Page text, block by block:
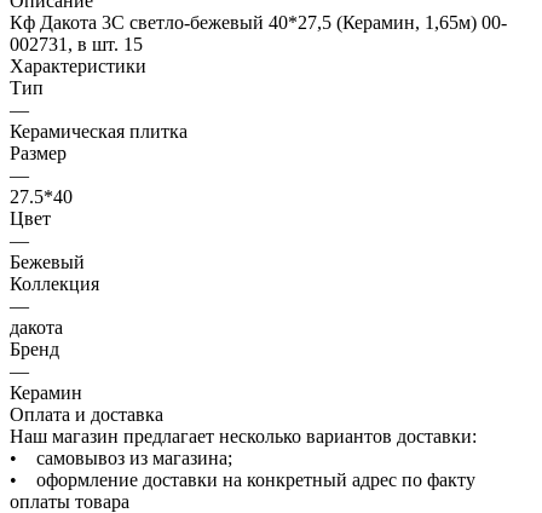
Кф Дакота 3С светло-бежевый 40*27,5 (Керамин, 1,65м) 00-
002731, в шт. 15
Характеристики
Тип
—
Керамическая плитка
Размер
—
27.5*40
Цвет
—
Бежевый
Коллекция
—
дакота
Бренд
—
Керамин
Оплата и доставка
Наш магазин предлагает несколько вариантов доставки:
• самовывоз из магазина;
• оформление доставки на конкретный адрес по факту
оплаты товара